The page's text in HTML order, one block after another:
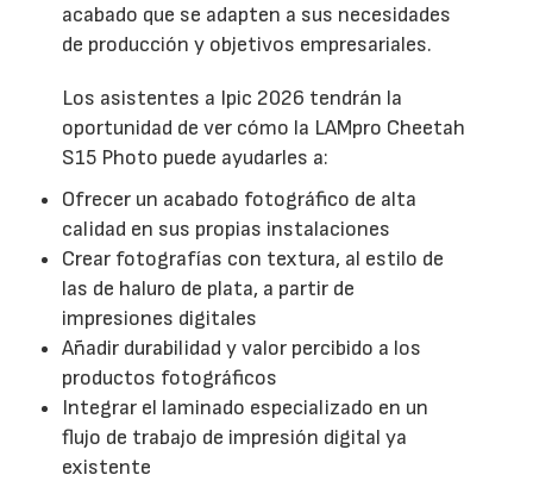
acabado que se adapten a sus necesidades
de producción y objetivos empresariales.
Los asistentes a Ipic 2026 tendrán la
oportunidad de ver cómo la LAMpro Cheetah
S15 Photo puede ayudarles a:
Ofrecer un acabado fotográfico de alta
calidad en sus propias instalaciones
Crear fotografías con textura, al estilo de
las de haluro de plata, a partir de
impresiones digitales
Añadir durabilidad y valor percibido a los
productos fotográficos
Integrar el laminado especializado en un
flujo de trabajo de impresión digital ya
existente